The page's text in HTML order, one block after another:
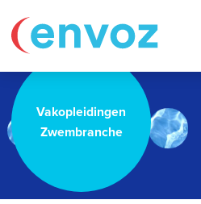
Vakopleidingen
Zwembranche